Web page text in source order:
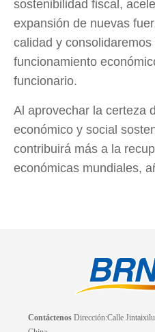
sostenibilidad fiscal,
expansión de nuevas
calidad y
funcionamiento
funcionario.
Al aprovechar la certeza
económico y social
contribuirá más a la
económicas mundiales,
Contáctenos Dirección:Calle